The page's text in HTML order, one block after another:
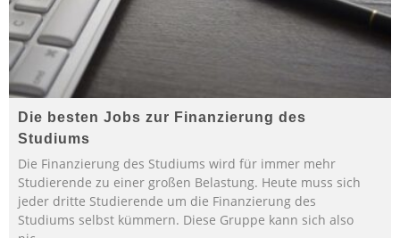
Die besten Jobs zur Finanzierung des
Studiums
Die Finanzierung des Studiums wird für immer mehr
Studierende zu einer großen Belastung. Heute muss sich
jeder dritte Studierende um die Finanzierung des
Studiums selbst kümmern. Diese Gruppe kann sich also